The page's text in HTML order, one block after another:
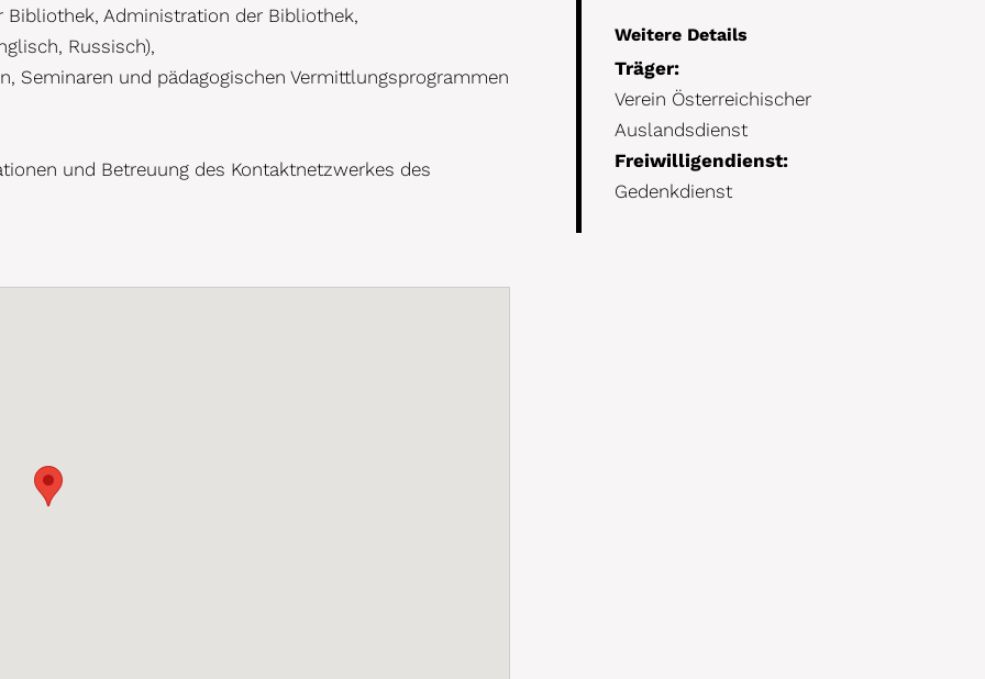
Weitere Details
Träger:
Verein Österreichischer
Auslandsdienst
Freiwilligendienst:
Gedenkdienst
Administration der Bibliothek,
Russisch),
Seminaren und pädagogischen Vermittlungsprogrammen
und Betreuung des Kontaktnetzwerkes des